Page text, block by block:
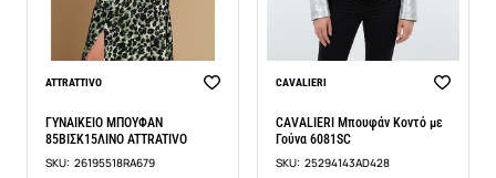
ATTRATTIVO
ΓΥΝΑΙΚΕΙΟ ΜΠΟΥΦΑΝ
85ΒΙΣΚ15ΛΙΝΟ ATTRATIVO
SKU: 26195518RA679
CAVALIERI
CAVALIERI Μπουφάν Κοντό με
Γούνα 6081SC
SKU: 25294143AD428